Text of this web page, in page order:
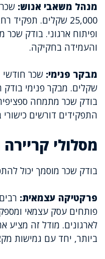
מנהל משאבי אנוש:
25,000 שקלים.
ופיתוח ארגוני. בודק
והעמידה בחקיקה.
מבקר פנימי:
שקלים. מבקר פנימי בודק
בודק שכר מתמחה
התפקידים דורשים כישורי
מסלולי
בודק שכר מוסמך יכול
פרקטיקה עצמאית:
פותחים עסק עצמאי
לארגונים. מודל זה מציע
ביותר, יחד עם גמישות